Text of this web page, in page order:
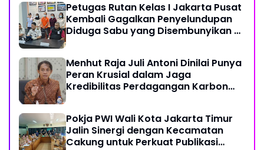
Petugas Rutan Kelas I Jakarta Pusat
Kembali Gagalkan Penyelundupan
Diduga Sabu yang Disembunyikan di
Menhut Raja Juli Antoni Dinilai Punya
Peran Krusial dalam Jaga
Kredibilitas Perdagangan Karbon
Pokja PWI Wali Kota Jakarta Timur
Jalin Sinergi dengan Kecamatan
Cakung untuk Perkuat Publikasi